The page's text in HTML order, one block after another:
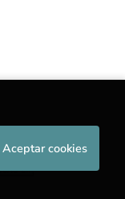
Aceptar cookies